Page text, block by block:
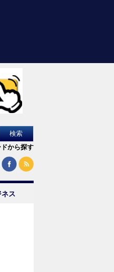
から探す
ネス